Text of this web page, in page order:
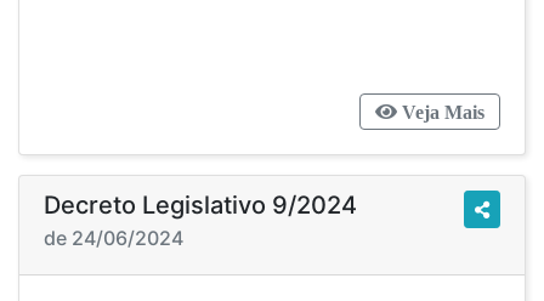
Veja Mais
Decreto Legislativo 9/2024
de 24/06/2024